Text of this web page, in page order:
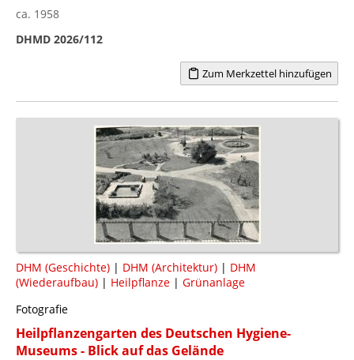
ca. 1958
DHMD 2026/112
Zum Merkzettel hinzufügen
DHM (Geschichte) | DHM (Architektur) | DHM
(Wiederaufbau) | Heilpflanze | Grünanlage
Fotografie
Heilpflanzengarten des Deutschen Hygiene-
Museums - Blick auf das Gelände